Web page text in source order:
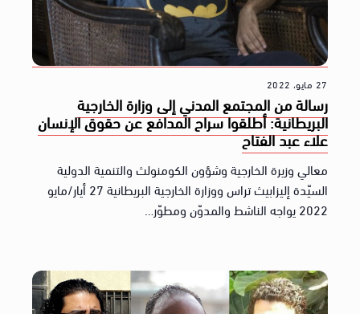
27 مايو، 2022
رسالة من المجتمع المدني إلى وزارة الخارجية
البريطانية: أطلقوا سراح المدافع عن حقوق الإنسان
علاء عبد الفتاح
معالي وزيرة الخارجية وشؤون الكومنولث والتنمية الدولية
السيّدة إليزابيث تراس ووزارة الخارجية البريطانية 27 أيار/مايو
2022 يواجه الناشط والمدوّن ومطوّر…